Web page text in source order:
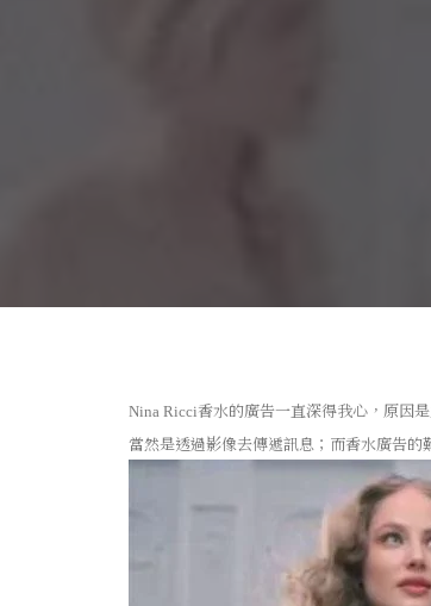
Nina Ricci香水的廣告一直深得我心，原因
當然是透過影像去傳遞訊息；而香水廣告